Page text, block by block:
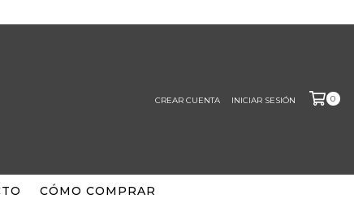
CREAR CUENTA INICIAR SESIÓN 0
CÓMO COMPRAR